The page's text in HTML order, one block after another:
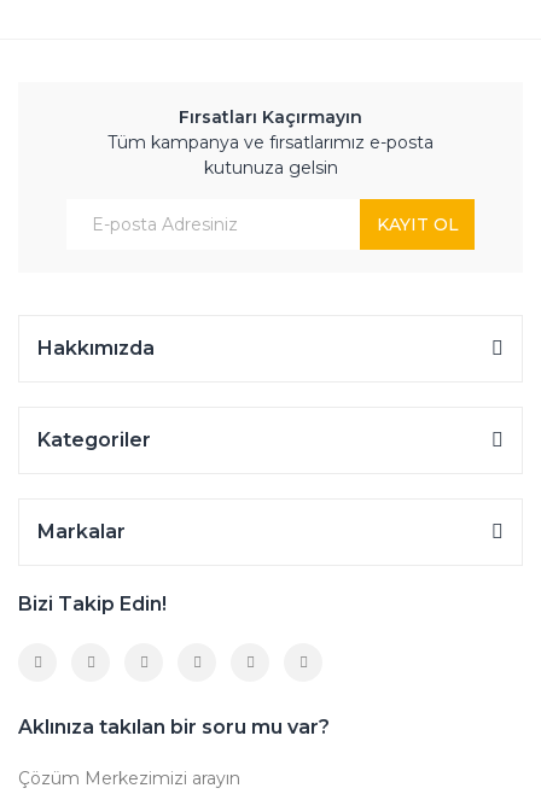
Fırsatları Kaçırmayın
Tüm kampanya ve fırsatlarımız e-posta
kutunuza gelsin
KAYIT OL
Hakkımızda
Kategoriler
Markalar
Bizi Takip Edin!
Aklınıza takılan bir soru mu var?
Çözüm Merkezimizi arayın